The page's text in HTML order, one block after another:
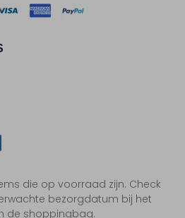
die op voorraad zijn. Check
bezorgdatum bij het
de shoppingbag.